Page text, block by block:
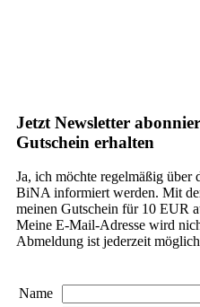
Jetzt Newsletter
Gutschein erhalten
Ja, ich möchte regelmäßig
BiNA informiert werden. Mit
meinen Gutschein für 10 EUR
Meine E-Mail-Adresse wird
Abmeldung ist jederzeit
Name